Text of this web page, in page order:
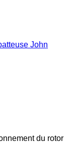
John
du rotor